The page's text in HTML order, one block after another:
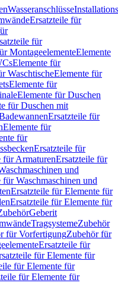
Wasseranschlüsse
Ersatzteile für
für
MontageelementeElemente
Elemente für
WaschtischeElemente für
Elemente für
Elemente für Duschen
für Duschen mit
Ersatzteile für
Elemente für
für
Ersatzteile für
für ArmaturenErsatzteile für
und
Waschmaschinen und
Ersatzteile für Elemente für
Ersatzteile für Elemente für
Geberit
TragsystemeZubehör
für VorfertigungZubehör für
Ersatzteile für
für Elemente für
für Elemente für
für Elemente für